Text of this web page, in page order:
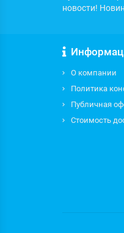
новости!
О компании
Политика
Публичная
Стоимость